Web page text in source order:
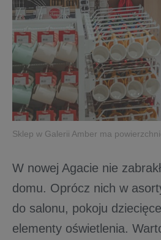
Sklep w Galerii Amber ma
W nowej Agacie nie
domu. Oprócz nich w
do salonu, pokoju
elementy oświetlenia.